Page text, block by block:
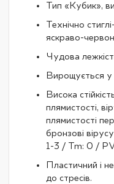
Тип «Кубик»,
Технічно
яскраво-
Чудова
Вирощується у
Висока
плямистості,
плямистості
бронзові
1-3 / Tm: 0 /
Пластичний і
до стресів.